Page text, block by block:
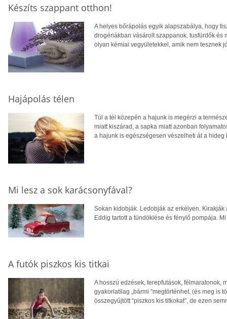
Készíts szappant otthon!
A helyes bőrápolás egyik alapszabálya, hogy
drogériákban vásárolt szappanok, tusfürdők
olyan kémiai vegyületekkel, amik nem tesznek
Hajápolás télen
Túl a tél közepén a hajunk is megérzi a
miatt kiszárad, a sapka miatt azonban
a hajunk is egészségesen vészelheti át a hideg
Mi lesz a sok karácsonyfával?
Sokan kidobják. Ledobják az erkélyen.
Eddig tartott a tündöklése és fénylő pompája.
A futók piszkos kis titkai
A hosszú edzések, terepfutások, félmaratonok,
gyakorlatilag „bármi ”megtörténhet. (és meg is
összegyűjtött “piszkos kis titkokat”, de ezen